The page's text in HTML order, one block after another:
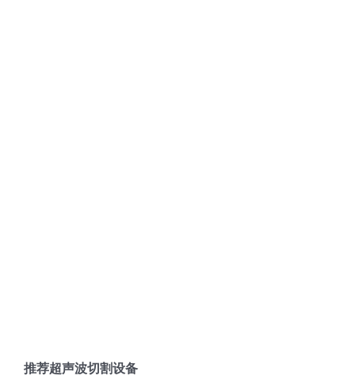
推荐超声波切割设备